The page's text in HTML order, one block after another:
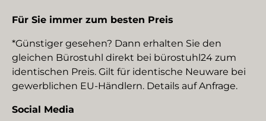
Für Sie immer zum besten Preis
*Günstiger gesehen? Dann erhalten Sie den
gleichen Bürostuhl direkt bei bürostuhl24 zum
identischen Preis. Gilt für identische Neuware bei
gewerblichen EU-Händlern. Details auf Anfrage.
Social Media